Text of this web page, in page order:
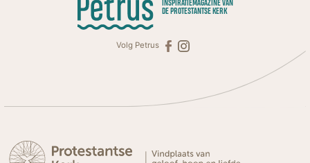
INSPIRATIEMAGAZINE VAN
DE PROTESTANTSE KERK
Volg Petrus